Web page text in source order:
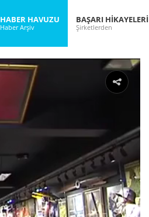
HABER HAVUZU
Haber Arşiv
BAŞARI HİKAYELERİ
Şirketlerden